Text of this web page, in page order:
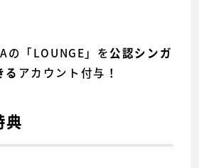
の「LOUNGE」を 公認シンガ
る アカウント付与！
典